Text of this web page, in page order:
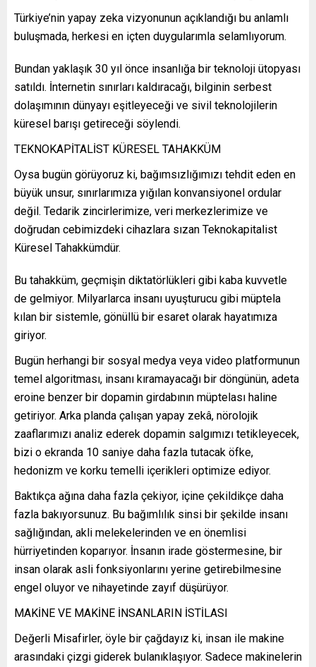
Türkiye’nin yapay zeka vizyonunun açıklandığı bu anlamlı
buluşmada, herkesi en içten duygularımla selamlıyorum.
Bundan yaklaşık 30 yıl önce insanlığa bir teknoloji ütopyası
satıldı. İnternetin sınırları kaldıracağı, bilginin serbest
dolaşımının dünyayı eşitleyeceği ve sivil teknolojilerin
küresel barışı getireceği söylendi.
TEKNOKAPİTALİST KÜRESEL TAHAKKÜM
Oysa bugün görüyoruz ki, bağımsızlığımızı tehdit eden en
büyük unsur, sınırlarımıza yığılan konvansiyonel ordular
değil. Tedarik zincirlerimize, veri merkezlerimize ve
doğrudan cebimizdeki cihazlara sızan Teknokapitalist
Küresel Tahakkümdür.
Bu tahakküm, geçmişin diktatörlükleri gibi kaba kuvvetle
de gelmiyor. Milyarlarca insanı uyuşturucu gibi müptela
kılan bir sistemle, gönüllü bir esaret olarak hayatımıza
giriyor.
Bugün herhangi bir sosyal medya veya video platformunun
temel algoritması, insanı kıramayacağı bir döngünün, adeta
eroine benzer bir dopamin girdabının müptelası haline
getiriyor. Arka planda çalışan yapay zekâ, nörolojik
zaaflarımızı analiz ederek dopamin salgımızı tetikleyecek,
bizi o ekranda 10 saniye daha fazla tutacak öfke,
hedonizm ve korku temelli içerikleri optimize ediyor.
Baktıkça ağına daha fazla çekiyor, içine çekildikçe daha
fazla bakıyorsunuz. Bu bağımlılık sinsi bir şekilde insanı
sağlığından, akli melekelerinden ve en önemlisi
hürriyetinden koparıyor. İnsanın irade göstermesine, bir
insan olarak asli fonksiyonlarını yerine getirebilmesine
engel oluyor ve nihayetinde zayıf düşürüyor.
MAKİNE VE MAKİNE İNSANLARIN İSTİLASI
Değerli Misafirler, öyle bir çağdayız ki, insan ile makine
arasındaki çizgi giderek bulanıklaşıyor. Sadece makinelerin